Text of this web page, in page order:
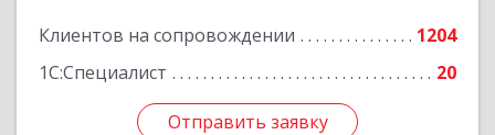
Клиентов на сопровождении
1204
1С:Специалист
20
Отправить заявку
Отправить заявку